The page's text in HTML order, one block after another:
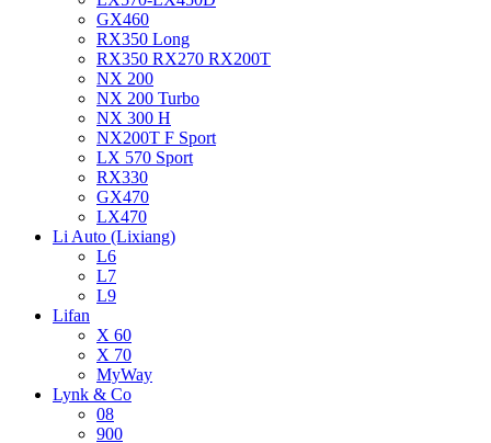
GX460
RX350 Long
RX350 RX270 RX200T
NX 200
NX 200 Turbo
NX 300 H
NX200T F Sport
LX 570 Sport
RX330
GX470
LX470
Li Auto (Lixiang)
L6
L7
L9
Lifan
X 60
X 70
MyWay
Lynk & Co
08
900